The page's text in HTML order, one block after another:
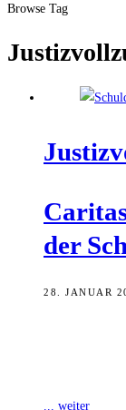
Browse Tag
der
28. JANUAR
... weiter